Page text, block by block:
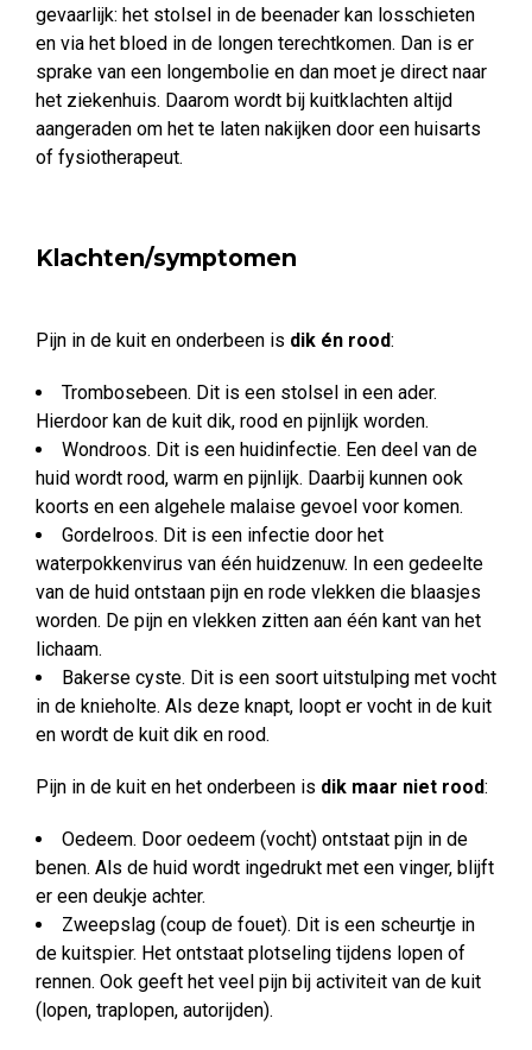
gevaarlijk: het stolsel in de beenader kan losschieten
en via het bloed in de longen terechtkomen. Dan is er
sprake van een longembolie en dan moet je direct naar
het ziekenhuis. Daarom wordt bij kuitklachten altijd
aangeraden om het te laten nakijken door een huisarts
of fysiotherapeut.
Klachten/symptomen
Pijn in de kuit en onderbeen is dik én rood:
Trombosebeen. Dit is een stolsel in een ader.
Hierdoor kan de kuit dik, rood en pijnlijk worden.
Wondroos. Dit is een huidinfectie. Een deel van de
huid wordt rood, warm en pijnlijk. Daarbij kunnen ook
koorts en een algehele malaise gevoel voor komen.
Gordelroos. Dit is een infectie door het
waterpokkenvirus van één huidzenuw. In een gedeelte
van de huid ontstaan pijn en rode vlekken die blaasjes
worden. De pijn en vlekken zitten aan één kant van het
lichaam.
Bakerse cyste. Dit is een soort uitstulping met vocht
in de knieholte. Als deze knapt, loopt er vocht in de kuit
en wordt de kuit dik en rood.
Pijn in de kuit en het onderbeen is dik maar niet rood:
Oedeem. Door oedeem (vocht) ontstaat pijn in de
benen. Als de huid wordt ingedrukt met een vinger, blijft
er een deukje achter.
Zweepslag (coup de fouet). Dit is een scheurtje in
de kuitspier. Het ontstaat plotseling tijdens lopen of
rennen. Ook geeft het veel pijn bij activiteit van de kuit
(lopen, traplopen, autorijden).